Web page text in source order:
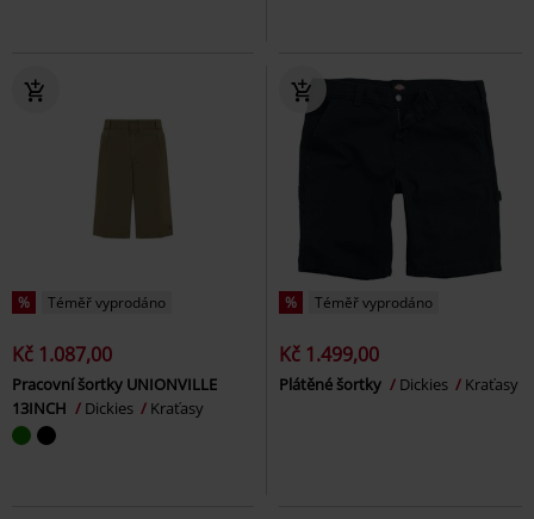
% Téměř vyprodáno
Kč 1.087,00
Pracovní šortky UNIONVILLE
13INCH
Dickies Kraťasy
% Téměř vyprodáno
Kč 1.499,00
Plátěné šortky Dickies Kraťasy